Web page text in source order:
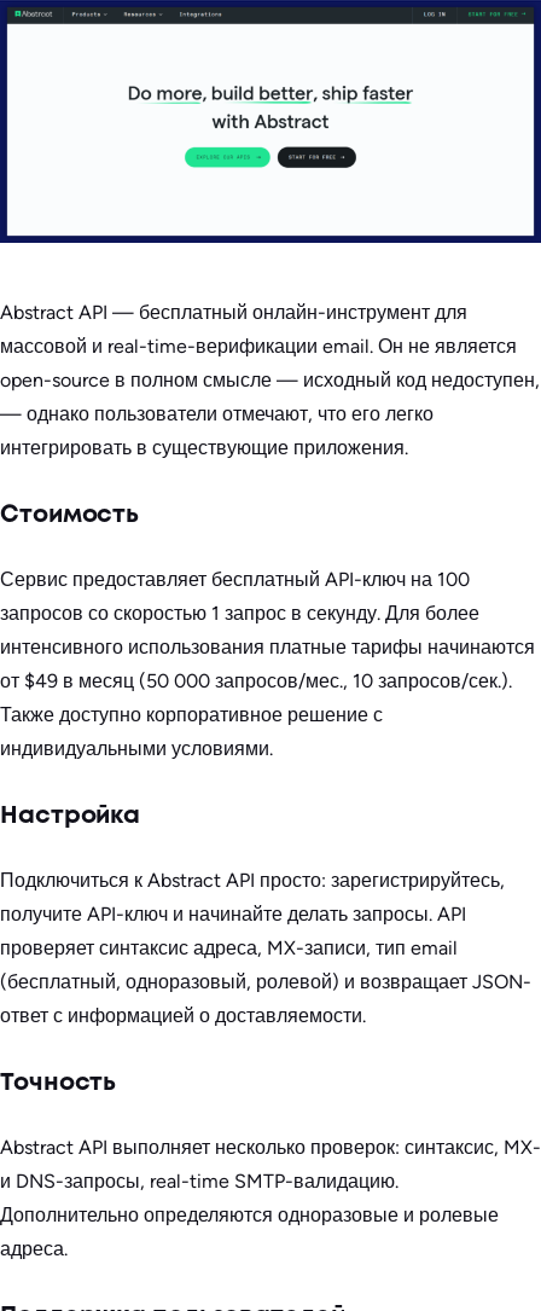
Abstract API — бесплатный онлайн-инструмент для
массовой и real-time-верификации email. Он не является
open-source в полном смысле — исходный код недоступен,
— однако пользователи отмечают, что его легко
интегрировать в существующие приложения.
Стоимость
Сервис предоставляет бесплатный API-ключ на 100
запросов со скоростью 1 запрос в секунду. Для более
интенсивного использования платные тарифы начинаются
от $49 в месяц (50 000 запросов/мес., 10 запросов/сек.).
Также доступно корпоративное решение с
индивидуальными условиями.
Настройка
Подключиться к Abstract API просто: зарегистрируйтесь,
получите API-ключ и начинайте делать запросы. API
проверяет синтаксис адреса, MX-записи, тип email
(бесплатный, одноразовый, ролевой) и возвращает JSON-
ответ с информацией о доставляемости.
Точность
Abstract API выполняет несколько проверок: синтаксис, MX-
и DNS-запросы, real-time SMTP-валидацию.
Дополнительно определяются одноразовые и ролевые
адреса.